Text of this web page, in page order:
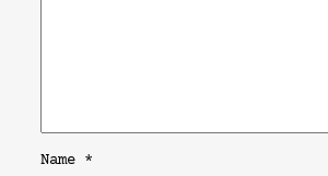
Name *